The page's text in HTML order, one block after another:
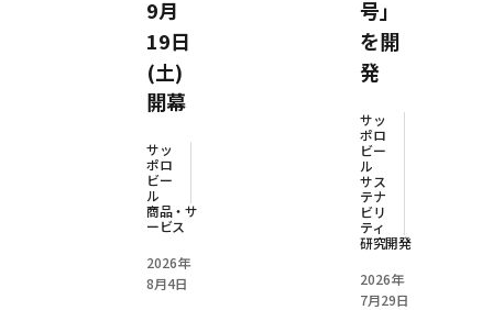
9月
19日
(土)
開幕
サッ
ポロ
ビー
ル
商品・サ
ービス
2026年
8月4日
号」
を開
発
サッ
ポロ
ビー
ル
サス
テナ
ビリ
ティ
研究開発
2026年
7月29日